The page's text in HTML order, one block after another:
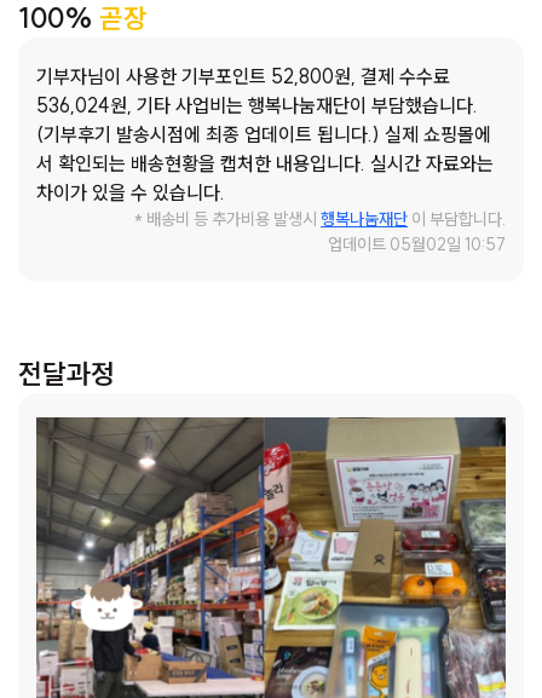
는 학원 같이 다녀보고 싶어요.” 새 학기는 새로운 출발선이 되
기입니다. 학용품, 교복, 식료품… 너무나 기본적인 준비조차
어려운 아이들이 있습니다. 이제, 우리가 함께 바꿔보려 합니
다. 지난 3월, 아동(유치원생 ~ 초등학생)의 새 학기를 응원했
습니다. 단순한 물품을 넘어, 곧장기부 후원자님들의 따뜻한 관
심과 사랑이 담긴 선물이기에 아이들에게 더욱 특별한 응원이
먹거리를 챙겨주셔서 온 가족이 맛있게 먹을 수 있을 것 같아
요!” 그리고 중학생과 고등학생을 위한 지원의 필요성도 동시
에 느끼게 되었습니다. 아이들이 사춘기에 접어들며 감정 기복
이 심해지고, 또래 관계가 중요해지고, 새 학기의 변화 속에서
정서적인 불안을 겪는 일이 많아졌습니다. 보호자님들도 처음
겪는 아이와의 관계의 어려움을 호소하시는 분들도 계셨습니
다. 중학교, 고등학교에 진학하면서 학업에 대한 부담은 커지지
만, 정작 필요한 학습 도구나 생활용품을 제대로 갖추지 못하는
현실이 아이의 자신감을 더욱 떨어뜨렸습니다. 304명의 신청
가정이 말하는 새 학기 준비의 현실 ‘든든한 첫걸음 키트’를 신
청한 304명의 가정을 대상으로 조사한 결과, 새 학기 준비가
어려운 이유로 경제적 어려움(33%)과 학업 적응 지원 필요
100% 곧장
기부자님이 사용한 기부포인트 52,800원, 결제 수수료
536,024원, 기타 사업비는 행복나눔재단이 부담했습니다.
(기부후기 발송시점에 최종 업데이트 됩니다.) 실제 쇼핑몰에
서 확인되는 배송현황을 캡처한 내용입니다. 실시간 자료와는
차이가 있을 수 있습니다.
* 배송비 등 추가비용 발생시 행복나눔재단 이 부담합니다.
업데이트 05월02일 10:57
전달과정